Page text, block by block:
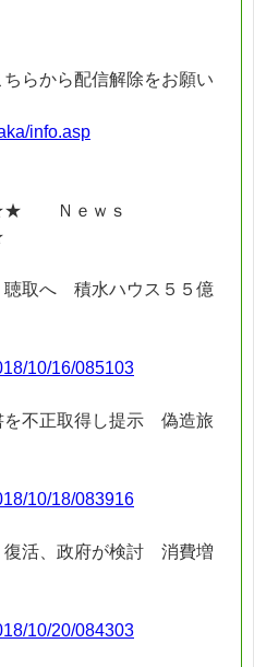
らから配信解除をお願い
info.asp
Ｎｅｗｓ
聴取へ 積水ハウス５５億
10/16/085103
不正取得し提示 偽造旅
10/18/083916
復活、政府が検討 消費増
10/20/084303